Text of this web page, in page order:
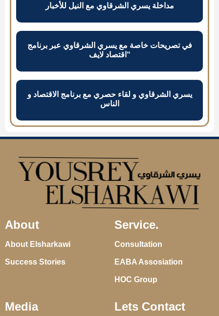
مداخلة يسري الشرقاوي مع النيل للأخبار
في تصريحات خاصة مع يسري الشرقاوي عبر برنامج
“اقتصاد لايف
يسري الشرقاوي و لقاء حصري مع برنامج الاقتصاد و
الناس
About
About Elsharkawi
Success Stories
Service.
Consultation
EABA Assosiation
HOC Group
Media Lets Contact